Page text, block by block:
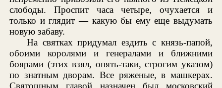
слободы. Проспит часа четыре, очухается и
только и глядит — какую бы ему еще выдумать
новую забаву.
На святках придумал ездить с князь-папой,
обоими королями и генералами и ближними
боярами (этих взял, опять-таки, строгим указом)
по знатным дворам. Все ряженые, в машкерах.
Святошным главой назначен был московский